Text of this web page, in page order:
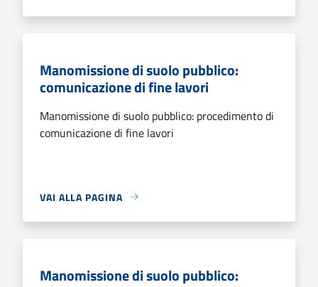
Manomissione di suolo pubblico:
comunicazione di fine lavori
Manomissione di suolo pubblico: procedimento di
comunicazione di fine lavori
VAI ALLA PAGINA
Manomissione di suolo pubblico: